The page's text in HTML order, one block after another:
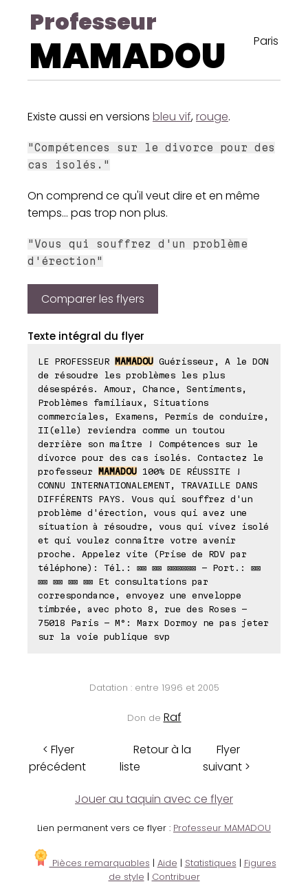
Professeur
MAMADOU Paris
Existe aussi en versions bleu vif,rouge.
"Compétences sur le divorce pour des
cas isolés."
On comprend ce qu'il veut dire et en même
temps... pas trop non plus.
"Vous qui souffrez d'un problème
d'érection"
Comparer les flyers
Texte intégral du flyer
LE PROFESSEUR MAMADOU Guérisseur, A le DON
de résoudre les problèmes les plus
désespérés. Amour, Chance, Sentiments,
Problèmes familiaux, Situations
commerciales, Examens, Permis de conduire,
II(elle) reviendra comme un toutou
derrière son maître ! Compétences sur le
divorce pour des cas isolés. Contactez le
professeur MAMADOU 100% DE RÉUSSITE !
CONNU INTERNATIONALEMENT, TRAVAILLE DANS
DIFFÉRENTS PAYS. Vous qui souffrez d'un
problème d'érection, vous qui avez une
situation à résoudre, vous qui vivez isolé
et qui voulez connaître votre avenir
proche. Appelez vite (Prise de RDV par
téléphone): Tél.: ⊠⊠ ⊠⊠ ⊠⊠⊠⊠⊠⊠ - Port.: ⊠⊠
⊠⊠ ⊠⊠ ⊠⊠ ⊠⊠ Et consultations par
correspondance, envoyez une enveloppe
timbrée, avec photo 8, rue des Roses -
75018 Paris - M°: Marx Dormoy ne pas jeter
sur la voie publique svp
Datation : entre 1996 et 2005
Don de Raf
< Flyer
précédent
Retour à la
liste
Flyer
suivant >
Jouer au taquin avec ce flyer
Lien permanent vers ce flyer : Professeur MAMADOU
Pièces remarquables | Aide | Statistiques | Figures
de style | Contribuer